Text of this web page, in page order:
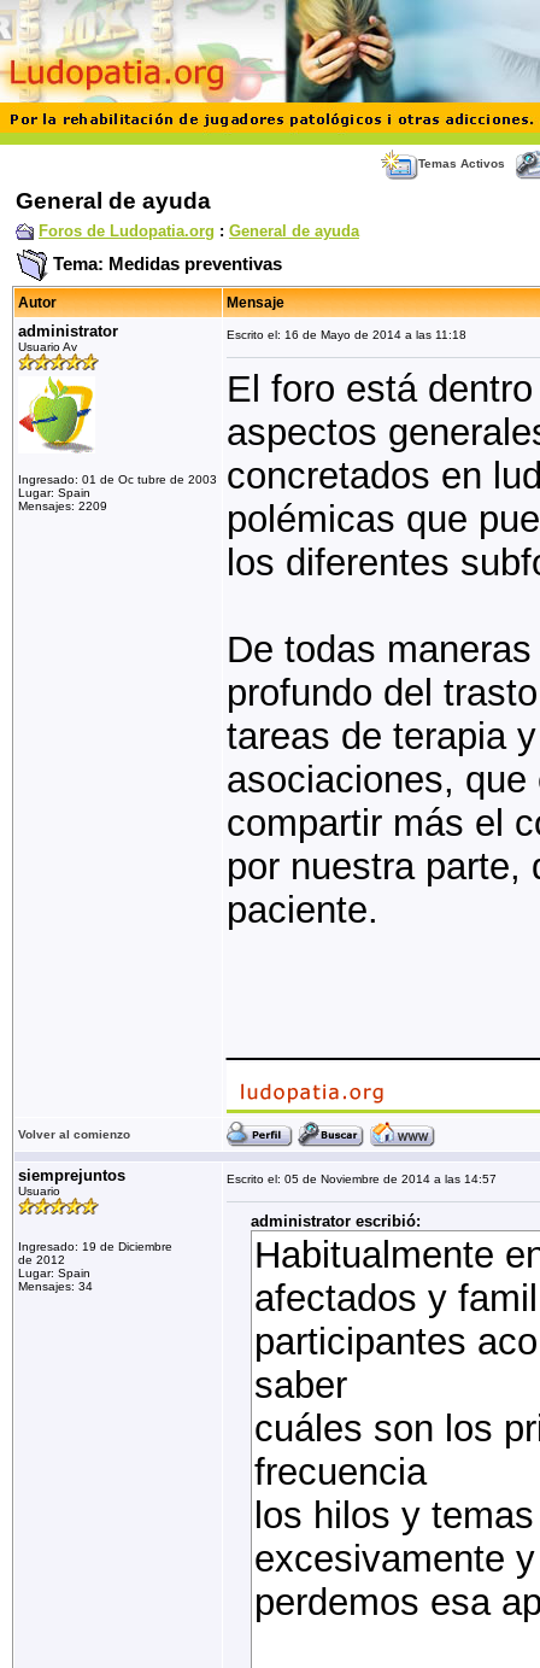
Temas Activos
General de ayuda
Foros de Ludopatia.org : General de ayuda
Tema: Medidas preventivas
Autor Mensaje
administrator
Usuario Av
Ingresado: 01 de Oc tubre de 2003
Lugar: Spain
Mensajes: 2209
Escrito el: 16 de Mayo de 2014 a las 11:18
El foro está
aspectos
concretados en
polémicas que
los diferentes
De todas
profundo del
tareas de terapia
asociaciones,
compartir más el
por nuestra parte,
paciente.
Volver al comienzo
siemprejuntos
Usuario
Ingresado: 19 de Diciembre
de 2012
Lugar: Spain
Mensajes: 34
Escrito el: 05 de Noviembre de 2014 a las 14:57
administrator escribió:
Habitualmente
afectados y
participantes
saber
cuáles son los
frecuencia
los hilos y
excesivamente y
perdemos esa